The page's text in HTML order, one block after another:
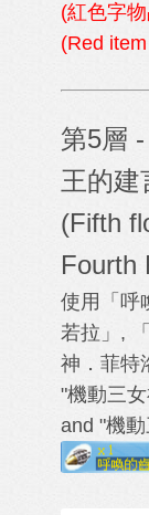
(紅色字
(Red
第5層 -
王的建
(Fifth
Fourth
使用「呼
若拉」, 「
神．菲特
"機動三
and "機